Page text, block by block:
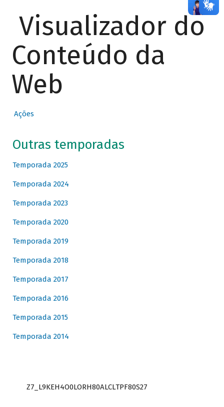
Visualizador do
Conteúdo da
Web
Ações
Outras temporadas
Temporada 2025
Temporada 2024
Temporada 2023
Temporada 2020
Temporada 2019
Temporada 2018
Temporada 2017
Temporada 2016
Temporada 2015
Temporada 2014
Z7_L9KEH4O0LORH80ALCLTPF80S27